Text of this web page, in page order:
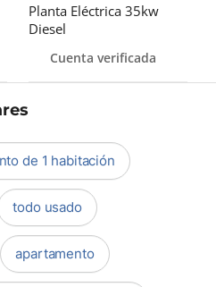
Planta Eléctrica 35kw
Diesel
Cuenta verificada
de 1 habitación
todo usado
apartamento